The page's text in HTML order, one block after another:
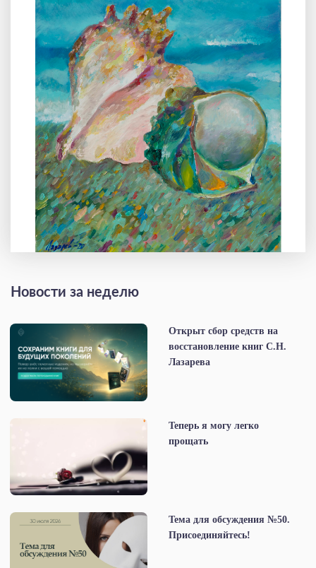
Новости за неделю
Открыт сбор средств на
восстановление книг С.Н.
Лазарева
Теперь я могу легко
прощать
Тема для обсуждения №50.
Присоединяйтесь!